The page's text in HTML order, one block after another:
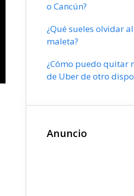
o Cancún?
¿Qué sueles olvidar
maleta?
¿Cómo puedo quitar
de Uber de otro
Anuncio